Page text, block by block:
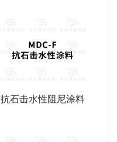
抗石击水性阻尼涂料